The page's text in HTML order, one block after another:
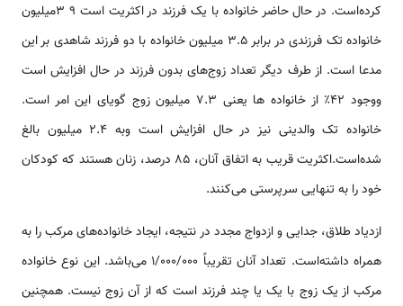
کرده‌است. در حال حاضر خانواده با یک فرزند در اکثریت است 9 3میلیون
خانواده‌ تک فرزندی در برابر 3.5 میلیون خانواده با دو فرزند شاهدی بر این
مدعا است. از طرف دیگر تعداد زوج‌های بدون فرزند در حال افزایش است
ووجود 42٪ از خانواده ها یعنی 7.3 میلیون زوج گویای این امر است.
خانواده تک والدینی نیز در حال افزایش است وبه 2.4 میلیون بالغ
شده‌است.اکثریت قریب به اتفاق آنان، 85 درصد، زنان هستند که کودکان
خود را به تنهایی سرپرستی می‌کنند.
ازدیاد طلاق، جدایی و ازدواج مجدد در نتیجه، ایجاد خانواده‌های مرکب را به‌
همراه داشته‌است. تعداد آنان تقریباً 1/000/000 می‌باشد. این نوع خانواده
مرکب از یک زوج با یک یا چند فرزند است که از آن زوج نیست. همچنین